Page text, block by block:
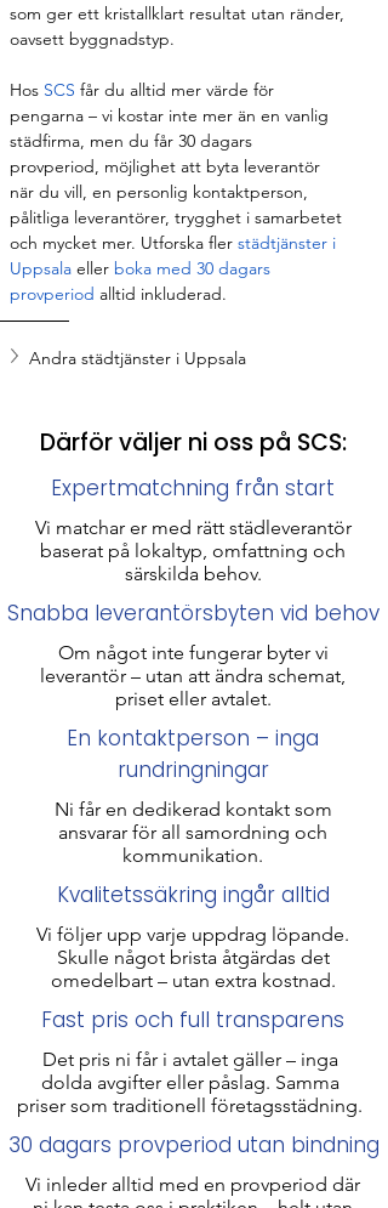
som ger ett kristallklart resultat utan ränder,
oavsett byggnadstyp.
Hos SCS får du alltid mer värde för
pengarna – vi kostar inte mer än en vanlig
städfirma, men du får 30 dagars
provperiod, möjlighet att byta leverantör
när du vill, en personlig kontaktperson,
pålitliga leverantörer, trygghet i samarbetet
och mycket mer. Utforska fler städtjänster i
Uppsala eller boka med 30 dagars
provperiod alltid inkluderad.
Andra städtjänster i Uppsala
Därför väljer ni oss på SCS:
Expertmatchning från start
Vi matchar er med rätt städleverantör
baserat på lokaltyp, omfattning och
särskilda behov.
Snabba leverantörsbyten vid behov
Om något inte fungerar byter vi
leverantör – utan att ändra schemat,
priset eller avtalet.
En kontaktperson – inga
rundringningar
Ni får en dedikerad kontakt som
ansvarar för all samordning och
kommunikation.
Kvalitetssäkring ingår alltid
Vi följer upp varje uppdrag löpande.
Skulle något brista åtgärdas det
omedelbart – utan extra kostnad.
Fast pris och full transparens
Det pris ni får i avtalet gäller – inga
dolda avgifter eller påslag. Samma
priser som traditionell företagsstädning​.
30 dagars provperiod utan bindning
Vi inleder alltid med en provperiod där